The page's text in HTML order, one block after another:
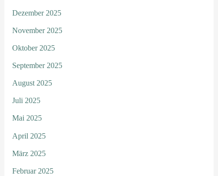
Dezember 2025
November 2025
Oktober 2025
September 2025
August 2025
Juli 2025
Mai 2025
April 2025
März 2025
Februar 2025